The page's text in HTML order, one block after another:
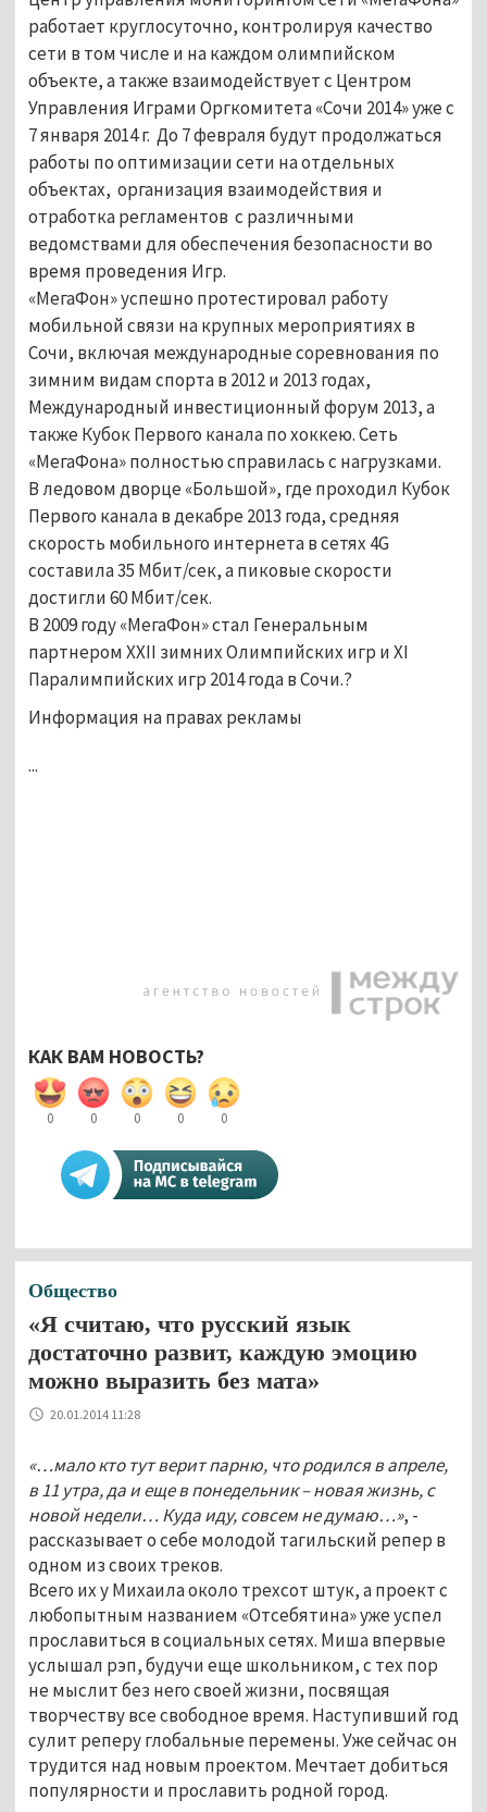
работает круглосуточно, контролируя качество
сети в том числе и на каждом олимпийском
объекте, а также взаимодействует с Центром
Управления Играми Оргкомитета «Сочи 2014» уже с
7 января 2014 г. До 7 февраля будут продолжаться
работы по оптимизации сети на отдельных
объектах, организация взаимодействия и
отработка регламентов с различными
ведомствами для обеспечения безопасности во
время проведения Игр.
«МегаФон» успешно протестировал работу
мобильной связи на крупных мероприятиях в
Сочи, включая международные соревнования по
зимним видам спорта в 2012 и 2013 годах,
Международный инвестиционный форум 2013, а
также Кубок Первого канала по хоккею. Сеть
«МегаФона» полностью справилась с нагрузками.
В ледовом дворце «Большой», где проходил Кубок
Первого канала в декабре 2013 года, средняя
скорость мобильного интернета в сетях 4G
составила 35 Мбит/сек, а пиковые скорости
достигли 60 Мбит/сек.
В 2009 году «МегаФон» стал Генеральным
партнером XXII зимних Олимпийских игр и XI
Паралимпийских игр 2014 года в Сочи.?
Информация на правах рекламы
...
КАК ВАМ НОВОСТЬ?
0 0 0 0 0
Общество
«Я считаю, что русский язык
достаточно развит, каждую эмоцию
можно выразить без мата»
20.01.2014 11:28
«…мало кто тут верит парню, что родился в апреле,
в 11 утра, да и еще в понедельник – новая жизнь, с
новой недели… Куда иду, совсем не думаю…», -
рассказывает о себе молодой тагильский репер в
одном из своих треков.
Всего их у Михаила около трехсот штук, а проект с
любопытным названием «Отсебятина» уже успел
прославиться в социальных сетях. Миша впервые
услышал рэп, будучи еще школьником, с тех пор
не мыслит без него своей жизни, посвящая
творчеству все свободное время. Наступивший год
сулит реперу глобальные перемены. Уже сейчас он
трудится над новым проектом. Мечтает добиться
популярности и прославить родной город.